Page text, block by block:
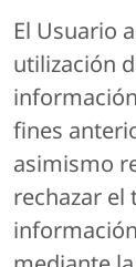
El Usuario
utilización
fines
asimismo
rechazar el